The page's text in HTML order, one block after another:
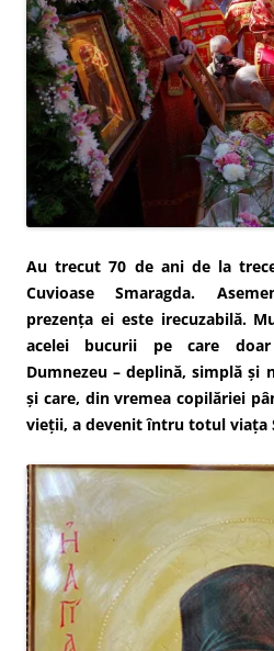
Au trecut 70 de ani de la
Cuvioase Smaragda.
prezența ei este irecuzabilă.
acelei bucurii pe care
Dumnezeu – deplină, simplă și
și care, din vremea copilăriei
vieții, a devenit întru totul viața